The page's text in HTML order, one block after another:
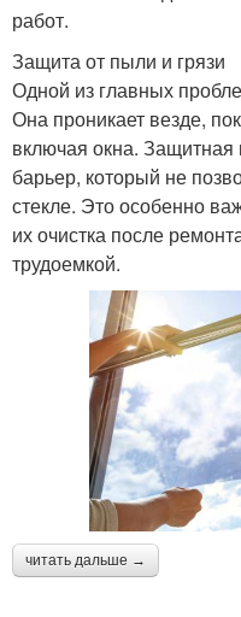
работ.
Защита от пыли и грязи
Одной из главных
Она проникает везде,
включая окна.
барьер, который не
стекле. Это особенно
их очистка после
трудоемкой.
читать дальше →